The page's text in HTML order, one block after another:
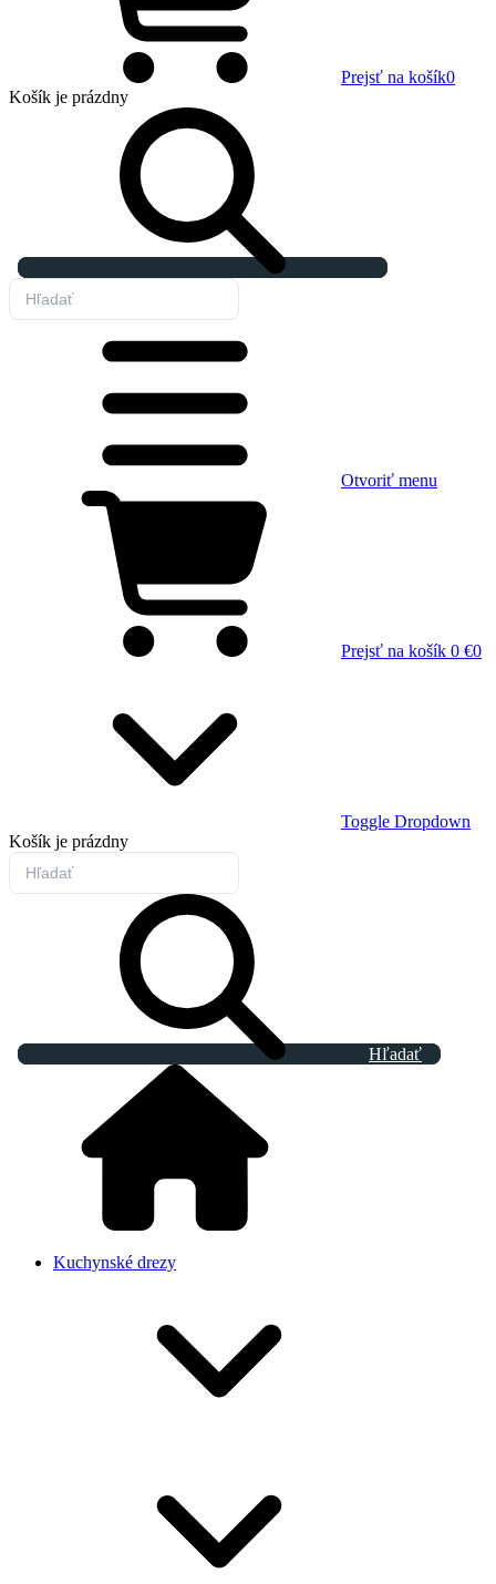
Prejsť na košík0
Košík je prázdny
Otvoriť menu
Prejsť na košík 0 €0
Toggle Dropdown
Košík je prázdny
Hľadať
Kuchynské drezy